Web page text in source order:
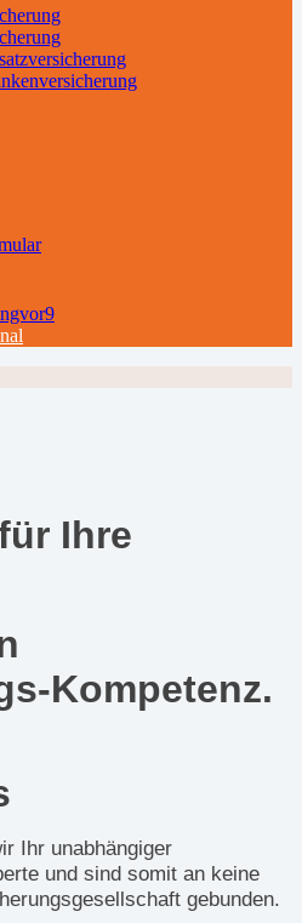
Ihre
Kompetenz.
Ihr unabhängiger
und sind somit an keine
gebunden.